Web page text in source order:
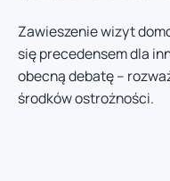
Zawieszenie wizyt
się precedensem dla
obecną debatę –
środków ostrożności.